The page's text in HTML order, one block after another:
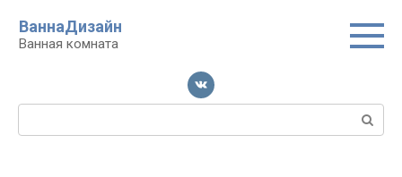
контенту
ВаннаДизайн
Ванная комната
Поиск: